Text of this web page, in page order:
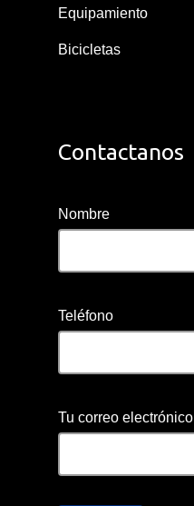
Equipamiento
Bicicletas
Contactanos
Nombre
Teléfono
Tu correo electrónico